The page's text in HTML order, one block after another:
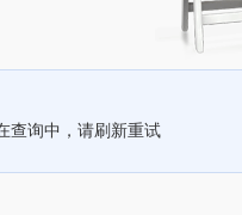
查询中，请刷新重试